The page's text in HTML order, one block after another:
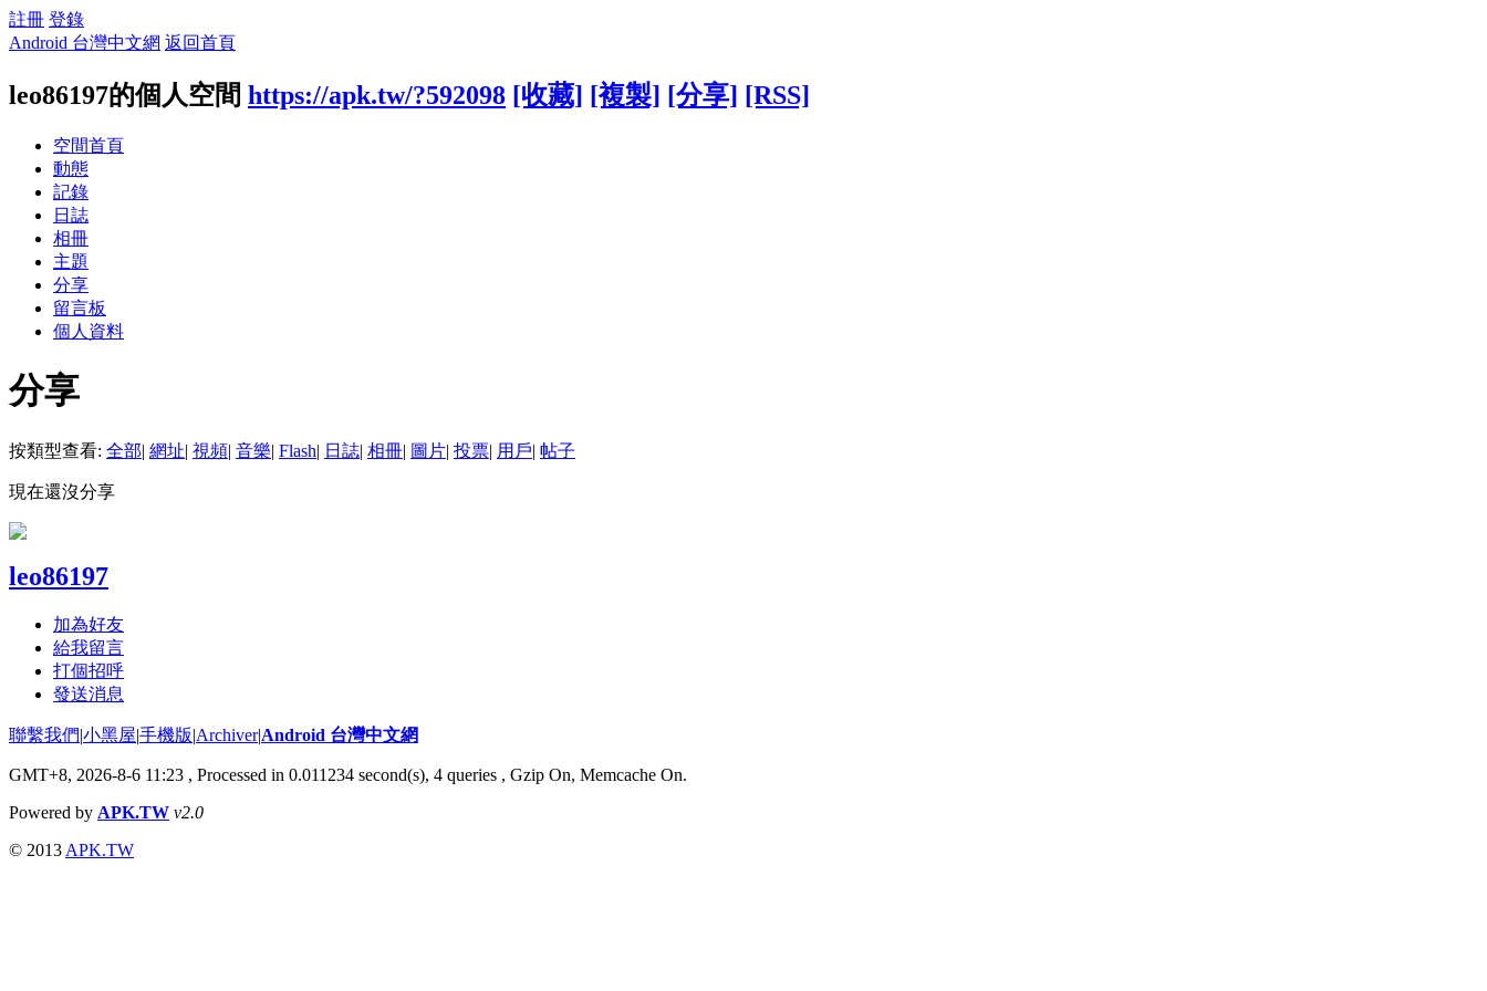
註冊 登錄
Android 台灣中文網 返回首頁
leo86197的個人空間 https://apk.tw/?592098 [收藏] [複製] [分享] [RSS]
空間首頁
動態
記錄
日誌
相冊
主題
分享
留言板
個人資料
分享
按類型查看: 全部| 網址| 視頻| 音樂| Flash| 日誌| 相冊| 圖片| 投票| 用戶| 帖子
現在還沒分享
leo86197
加為好友
給我留言
打個招呼
發送消息
聯繫我們|小黑屋|手機版|Archiver|Android 台灣中文網
GMT+8, 2026-8-6 11:23 , Processed in 0.011234 second(s), 4 queries , Gzip On, Memcache On.
Powered by APK.TW v2.0
© 2013 APK.TW